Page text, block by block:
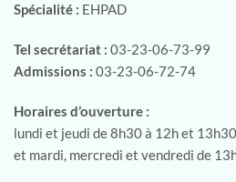
Spécialité : EHPAD
Tel secrétariat : 03-23-06-73-99
Admissions : 03-23-06-72-74
Horaires d’ouverture :
lundi et jeudi de 8h30 à 12h et
et mardi, mercredi et vendredi de